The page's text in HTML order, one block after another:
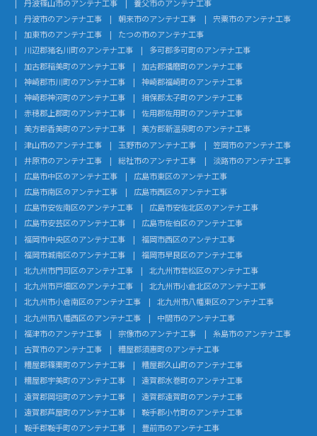
丹波篠山市のアンテナ工事
養父市のアンテナ工事
丹波市のアンテナ工事
朝来市のアンテナ工事
宍粟市のアンテナ工事
加東市のアンテナ工事
たつの市のアンテナ工事
川辺郡猪名川町のアンテナ工事
多可郡多可町のアンテナ工事
加古郡稲美町のアンテナ工事
加古郡播磨町のアンテナ工事
神崎郡市川町のアンテナ工事
神崎郡福崎町のアンテナ工事
神崎郡神河町のアンテナ工事
揖保郡太子町のアンテナ工事
赤穂郡上郡町のアンテナ工事
佐用郡佐用町のアンテナ工事
美方郡香美町のアンテナ工事
美方郡新温泉町のアンテナ工事
津山市のアンテナ工事
玉野市のアンテナ工事
笠岡市のアンテナ工事
井原市のアンテナ工事
総社市のアンテナ工事
淡路市のアンテナ工事
広島市中区のアンテナ工事
広島市東区のアンテナ工事
広島市南区のアンテナ工事
広島市西区のアンテナ工事
広島市安佐南区のアンテナ工事
広島市安佐北区のアンテナ工事
広島市安芸区のアンテナ工事
広島市佐伯区のアンテナ工事
福岡市中央区のアンテナ工事
福岡市西区のアンテナ工事
福岡市城南区のアンテナ工事
福岡市早良区のアンテナ工事
北九州市門司区のアンテナ工事
北九州市若松区のアンテナ工事
北九州市戸畑区のアンテナ工事
北九州市小倉北区のアンテナ工事
北九州市小倉南区のアンテナ工事
北九州市八幡東区のアンテナ工事
北九州市八幡西区のアンテナ工事
中間市のアンテナ工事
福津市のアンテナ工事
宗像市のアンテナ工事
糸島市のアンテナ工事
古賀市のアンテナ工事
糟屋郡須惠町のアンテナ工事
糟屋郡篠栗町のアンテナ工事
糟屋郡久山町のアンテナ工事
糟屋郡宇美町のアンテナ工事
遠賀郡水巻町のアンテナ工事
遠賀郡岡垣町のアンテナ工事
遠賀郡遠賀町のアンテナ工事
遠賀郡芦屋町のアンテナ工事
鞍手郡小竹町のアンテナ工事
鞍手郡鞍手町のアンテナ工事
豊前市のアンテナ工事